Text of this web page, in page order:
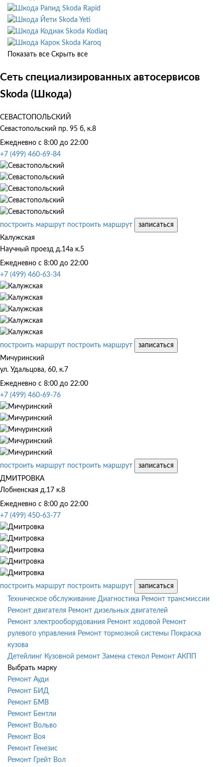
Skoda Rapid
Skoda Yeti
Skoda Kodiaq
Skoda Karoq
Показать все Скрыть все
Сеть специализированных автосервисов
Skoda (Шкода)
СЕВАСТОПОЛЬСКИЙ
Севастопольский пр. 95 б, к.8
Ежедневно с 8:00 до 22:00
+7 (499) 460-69-84
построить маршрут построить маршрут
записаться
Калужская
Научный проезд д.14а к.5
Ежедневно с 8:00 до 22:00
+7 (499) 460-63-34
построить маршрут построить маршрут
записаться
Мичуринский
ул. Удальцова, 60, к.7
Ежедневно с 8:00 до 22:00
+7 (499) 460-69-76
построить маршрут построить маршрут
записаться
ДМИТРОВКА
Лобненская д.17 к.8
Ежедневно с 8:00 до 22:00
+7 (499) 450-63-77
построить маршрут построить маршрут
записаться
Техническое обслуживание Диагностика Ремонт трансмиссии
Ремонт двигателя Ремонт дизельных двигателей
Ремонт электрооборудования Ремонт ходовой Ремонт
рулевого управления Ремонт тормозной системы
Покраска
кузова
Детейлинг Кузовной ремонт Замена стекол Ремонт АКПП
Выбрать марку
Ремонт Ауди
Ремонт БИД
Ремонт БМВ
Ремонт Бентли
Ремонт Вольво
Ремонт Воя
Ремонт Генезис
Ремонт Грейт Вол